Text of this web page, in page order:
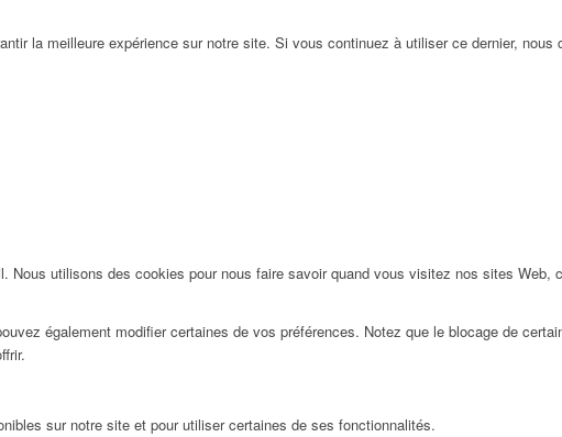
la meilleure expérience sur notre site. Si vous continuez à utiliser ce dernier, nous
Nous utilisons des cookies pour nous faire savoir quand vous visitez nos sites
également modifier certaines de vos préférences. Notez que le blocage de
sur notre site et pour utiliser certaines de ses fonctionnalités.